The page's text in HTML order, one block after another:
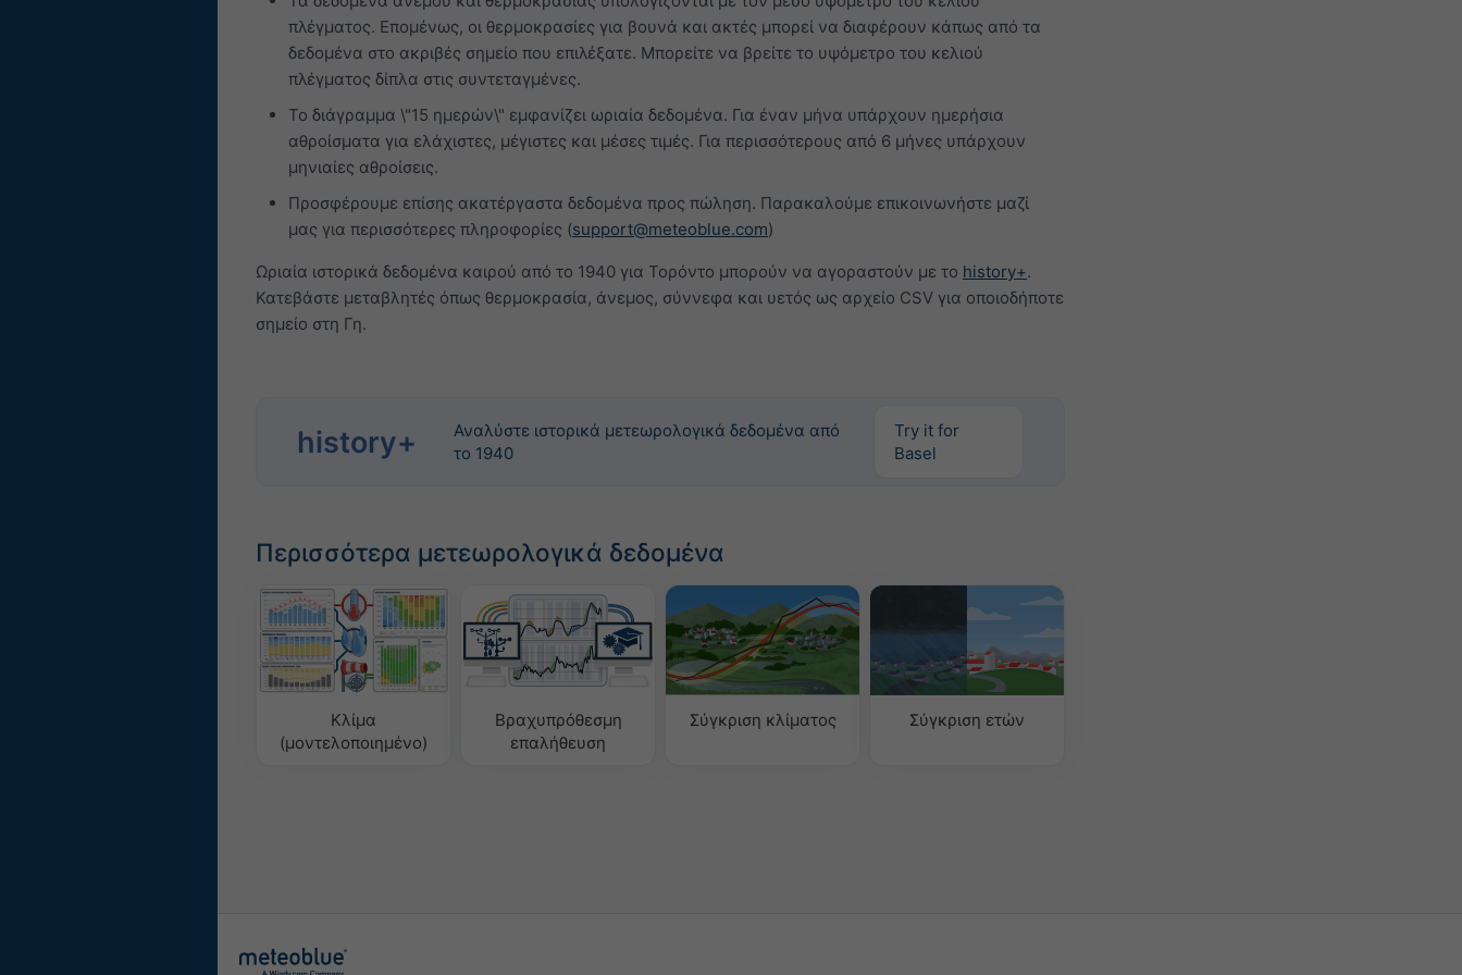
πλέγματος. Επομένως, οι θερμοκρασίες για βουνά και ακτές μπορεί να διαφέρουν κάπως από τα
δεδομένα στο ακριβές σημείο που επιλέξατε. Μπορείτε να βρείτε το υψόμετρο του κελιού
πλέγματος δίπλα στις συντεταγμένες.
Το διάγραμμα \"15 ημερών\" εμφανίζει ωριαία δεδομένα. Για έναν μήνα υπάρχουν ημερήσια
αθροίσματα για ελάχιστες, μέγιστες και μέσες τιμές. Για περισσότερους από 6 μήνες υπάρχουν
μηνιαίες αθροίσεις.
Προσφέρουμε επίσης ακατέργαστα δεδομένα προς πώληση. Παρακαλούμε επικοινωνήστε μαζί
μας για περισσότερες πληροφορίες (support@meteoblue.com)
Ωριαία ιστορικά δεδομένα καιρού από το 1940 για Τορόντο μπορούν να αγοραστούν με το history+.
Κατεβάστε μεταβλητές όπως θερμοκρασία, άνεμος, σύννεφα και υετός ως αρχείο CSV για οποιοδήποτε
σημείο στη Γη.
history+
Αναλύστε ιστορικά μετεωρολογικά δεδομένα από
το 1940
Try it for
Basel
Περισσότερα μετεωρολογικά δεδομένα
Κλίμα
(μοντελοποιημένο)
Βραχυπρόθεσμη
επαλήθευση
Σύγκριση κλίματος Σύγκριση ετών